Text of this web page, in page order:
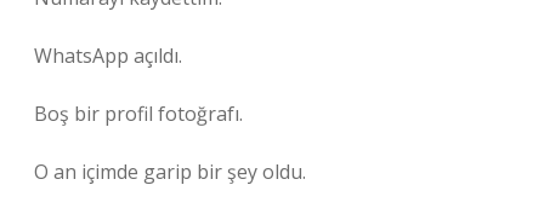
WhatsApp açıldı.
Boş bir profil fotoğrafı.
O an içimde garip bir şey oldu.